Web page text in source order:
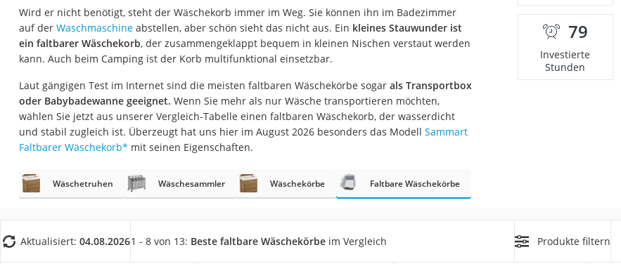
Bürohocker
Außenleuchte mit Kamera
Ozongeneratoren
Akku-Tischlampe
Konferenzmikrofon
Klappmatratze
Duschkopf mit Kalkfilter
Aktenvernichter Sicherheitsstufe 4
Bettgitter
Topper 100 x 200
Wird er nicht benötigt, steht der Wäschekorb immer im Weg. Sie können ihn im Badezimmer
auf der Waschmaschineabstellen, aber schön sieht das nicht aus. Ein kleines Stauwunder ist
ein faltbarer Wäschekorb, der zusammengeklappt bequem in kleinen Nischen verstaut werden
kann. Auch beim Camping ist der Korb multifunktional einsetzbar.
Laut gängigen Test im Internet sind die meisten faltbaren Wäschekörbe sogar als Transportbox
oder Babybadewanne geeignet. Wenn Sie mehr als nur Wäsche transportieren möchten,
wählen Sie jetzt aus unserer Vergleich-Tabelle einen faltbaren Wäschekorb, der wasserdicht
und stabil zugleich ist. Überzeugt hat uns hier im August 2026 besonders das Modell Sammart
Faltbarer Wäschekorb* mit seinen Eigenschaften.
79
Investierte
Stunden
Wäschetruhen Wäschesammler Wäschekörbe Faltbare Wäschekörbe
Aktualisiert: 04.08.20261 - 8 von 13: Beste faltbare Wäschekörbe im Vergleich Produkte filtern